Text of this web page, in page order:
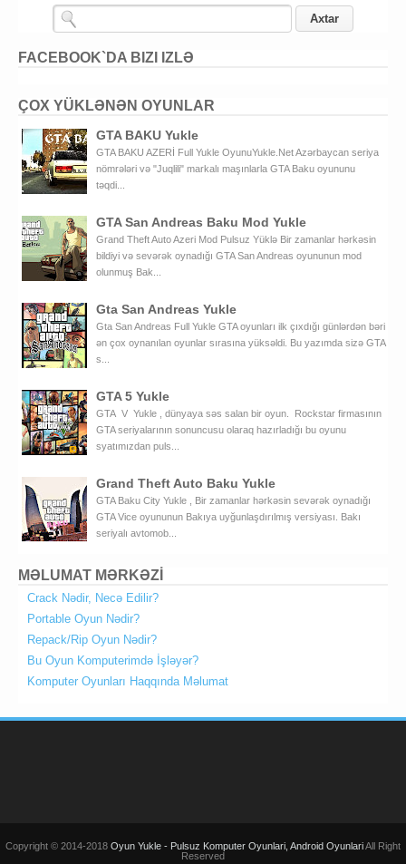
FACEBOOK`DA BIZI IZLƏ
ÇOX YÜKLƏNƏN OYUNLAR
GTA BAKU Yukle
GTA BAKU AZERİ Full Yukle OyunuYukle.Net Azərbaycan seriya
nömrələri və "Juqlili" markalı maşınlarla GTA Baku oyununu
təqdi...
GTA San Andreas Baku Mod Yukle
Grand Theft Auto Azeri Mod Pulsuz Yüklə Bir zamanlar hərkəsin
bildiyi və sevərək oynadığı GTA San Andreas oyununun mod
olunmuş Bak...
Gta San Andreas Yukle
Gta San Andreas Full Yukle GTA oyunları ilk çıxdığı günlərdən bəri
ən çox oynanılan oyunlar sırasına yüksəldi. Bu yazımda sizə GTA
s...
GTA 5 Yukle
GTA V Yukle , dünyaya səs salan bir oyun. Rockstar firmasının
GTA seriyalarının sonuncusu olaraq hazırladığı bu oyunu
syatımızdan puls...
Grand Theft Auto Baku Yukle
GTA Baku City Yukle , Bir zamanlar hərkəsin sevərək oynadığı
GTA Vice oyununun Bakıya uyğunlaşdırılmış versiyası. Bakı
seriyalı avtomob...
MƏLUMAT MƏRKƏZİ
Crack Nədir, Necə Edilir?
Portable Oyun Nədir?
Repack/Rip Oyun Nədir?
Bu Oyun Komputerimdə İşləyər?
Komputer Oyunları Haqqında Məlumat
Copyright © 2014-2018 Oyun Yukle - Pulsuz Komputer Oyunlari, Android OyunlariAll Right
Reserved